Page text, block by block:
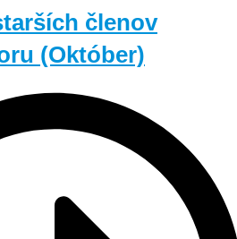
členov
(Október)